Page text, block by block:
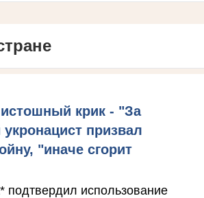
крик - "За
призвал
"иначе сгорит
подтвердил использование